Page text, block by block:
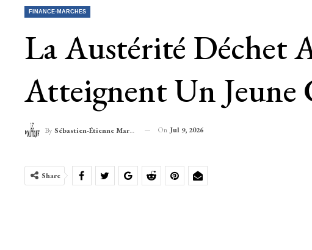
FINANCE-MARCHES
La Austérité Déchet
Atteignent Un Jeune
By Sébastien-Étienne Marechal On Jul 9, 2026
Share